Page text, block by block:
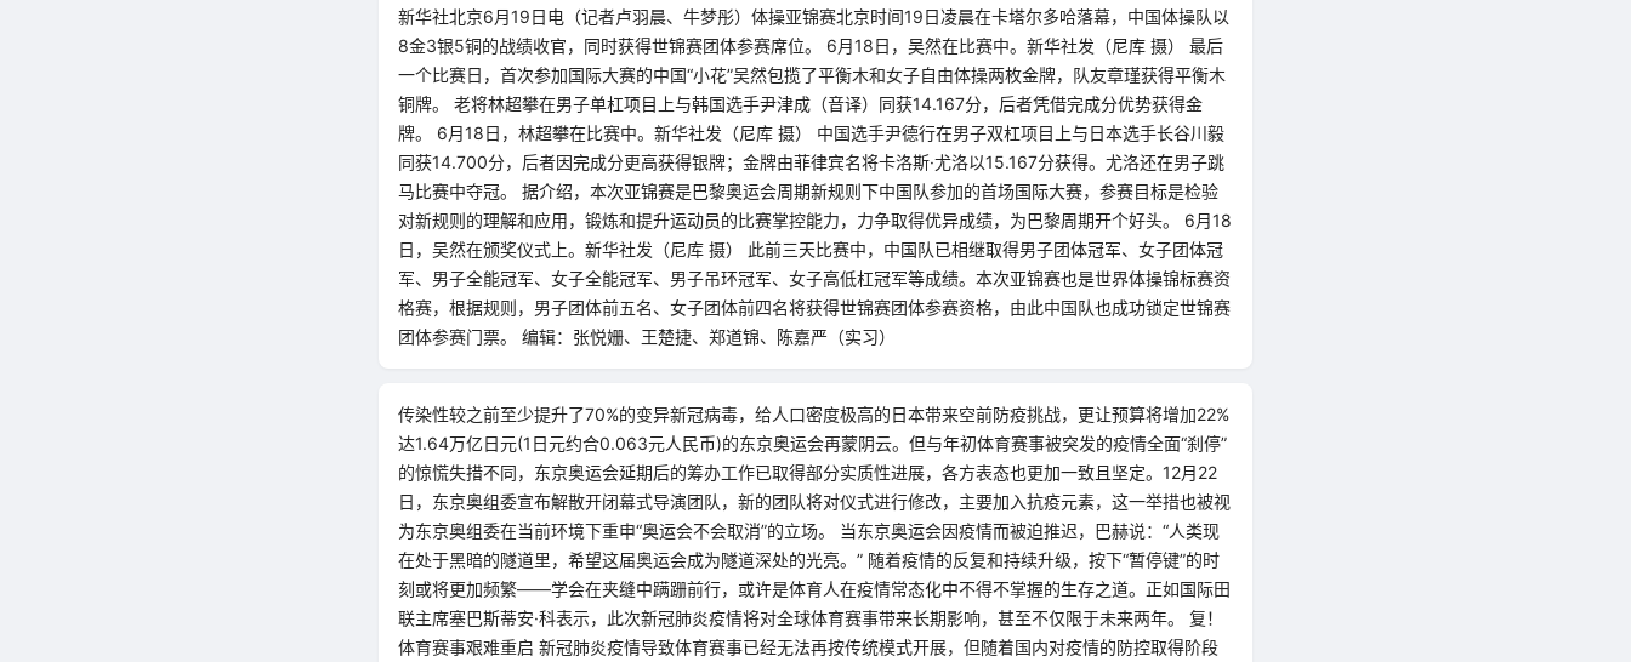
新华社北京6月19日电（记者卢羽晨、牛梦彤）体操亚锦赛北京时间19日凌晨在卡塔尔多哈落幕，中国体操队以
8金3银5铜的战绩收官，同时获得世锦赛团体参赛席位。 6月18日，吴然在比赛中。新华社发（尼库 摄） 最后
一个比赛日，首次参加国际大赛的中国“小花”吴然包揽了平衡木和女子自由体操两枚金牌，队友章瑾获得平衡木
铜牌。 老将林超攀在男子单杠项目上与韩国选手尹津成（音译）同获14.167分，后者凭借完成分优势获得金
牌。 6月18日，林超攀在比赛中。新华社发（尼库 摄） 中国选手尹德行在男子双杠项目上与日本选手长谷川毅
同获14.700分，后者因完成分更高获得银牌；金牌由菲律宾名将卡洛斯·尤洛以15.167分获得。尤洛还在男子跳
马比赛中夺冠。 据介绍，本次亚锦赛是巴黎奥运会周期新规则下中国队参加的首场国际大赛，参赛目标是检验
对新规则的理解和应用，锻炼和提升运动员的比赛掌控能力，力争取得优异成绩，为巴黎周期开个好头。 6月18
日，吴然在颁奖仪式上。新华社发（尼库 摄） 此前三天比赛中，中国队已相继取得男子团体冠军、女子团体冠
军、男子全能冠军、女子全能冠军、男子吊环冠军、女子高低杠冠军等成绩。本次亚锦赛也是世界体操锦标赛资
格赛，根据规则，男子团体前五名、女子团体前四名将获得世锦赛团体参赛资格，由此中国队也成功锁定世锦赛
团体参赛门票。 编辑：张悦姗、王楚捷、郑道锦、陈嘉严（实习）
传染性较之前至少提升了70%的变异新冠病毒，给人口密度极高的日本带来空前防疫挑战，更让预算将增加22%
达1.64万亿日元(1日元约合0.063元人民币)的东京奥运会再蒙阴云。但与年初体育赛事被突发的疫情全面“刹停”
的惊慌失措不同，东京奥运会延期后的筹办工作已取得部分实质性进展，各方表态也更加一致且坚定。12月22
日，东京奥组委宣布解散开闭幕式导演团队，新的团队将对仪式进行修改，主要加入抗疫元素，这一举措也被视
为东京奥组委在当前环境下重申“奥运会不会取消”的立场。 当东京奥运会因疫情而被迫推迟，巴赫说：“人类现
在处于黑暗的隧道里，希望这届奥运会成为隧道深处的光亮。” 随着疫情的反复和持续升级，按下“暂停键”的时
刻或将更加频繁——学会在夹缝中蹒跚前行，或许是体育人在疫情常态化中不得不掌握的生存之道。正如国际田
联主席塞巴斯蒂安·科表示，此次新冠肺炎疫情将对全球体育赛事带来长期影响，甚至不仅限于未来两年。 复！
体育赛事艰难重启 新冠肺炎疫情导致体育赛事已经无法再按传统模式开展，但随着国内对疫情的防控取得阶段